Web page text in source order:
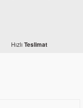
Hızlı Teslimat